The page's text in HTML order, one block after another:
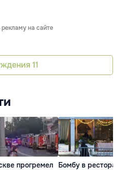
рекламу на сайте
11
прогремел
Бомбу в